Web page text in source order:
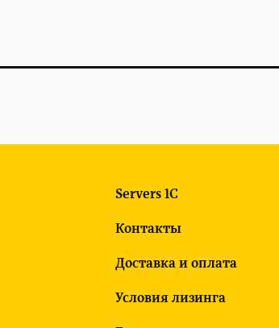
Servers 1C
Контакты
Доставка и оплата
Условия лизинга